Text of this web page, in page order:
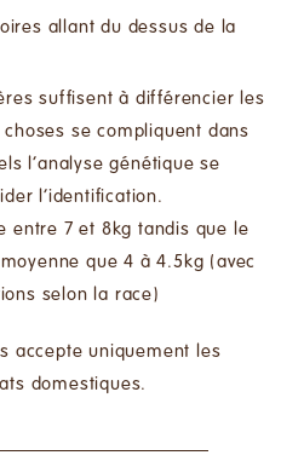
allant du dessus de la
suffisent à différencier les
se compliquent dans
l’analyse génétique se
l’identification.
entre 7 et 8kg tandis que le
que 4 à 4.5kg (avec
selon la race)
accepte uniquement les
domestiques.